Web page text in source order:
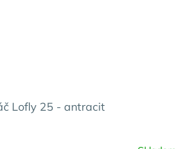
Lofly 25 - antracit